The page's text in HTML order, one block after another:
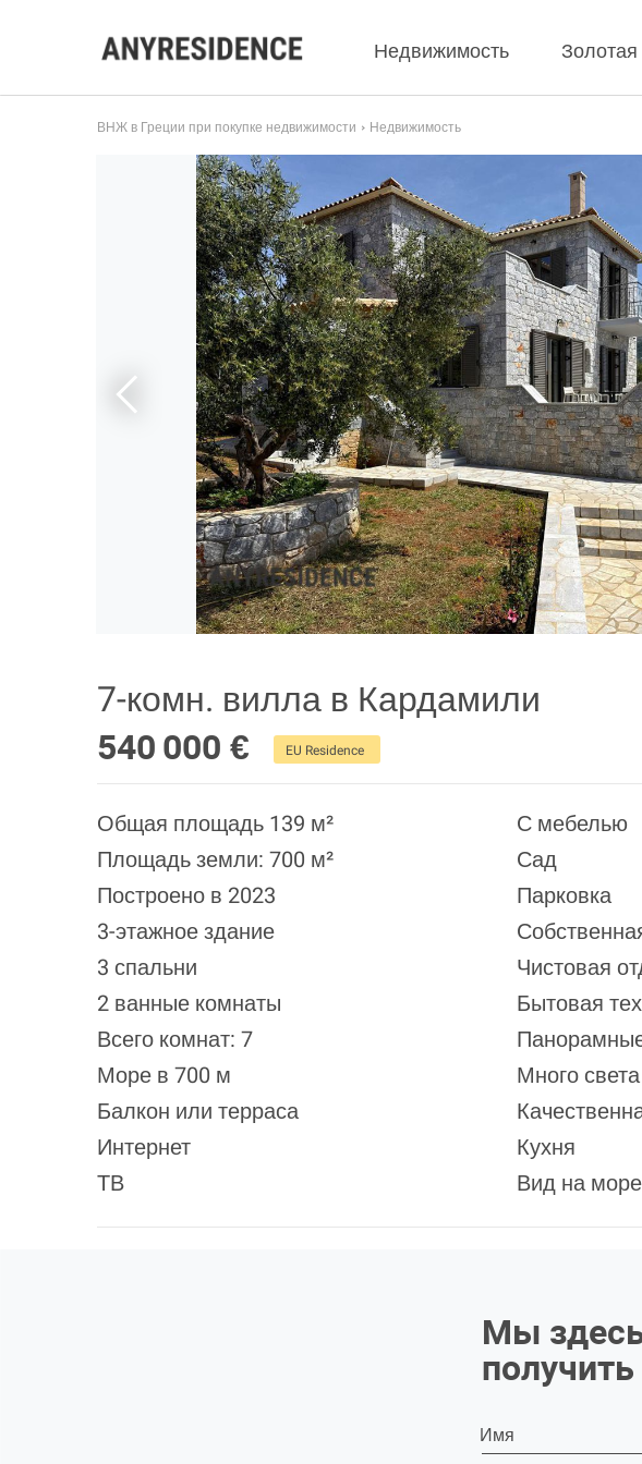
Недвижимость Золотая
ВНЖ в Греции при покупке недвижимости Недвижимость
7-комн. вилла в Кардамили
540 000 €
EU Residence
Общая площадь 139 м²
Площадь земли: 700 м²
Построено в 2023
3-этажное здание
3 спальни
2 ванные комнаты
Всего комнат: 7
Море в 700 м
Балкон или терраса
Интернет
ТВ
С мебелью
Сад
Парковка
Чистовая
Бытовая
Много света
Кухня
Вид на море
Мы
Имя